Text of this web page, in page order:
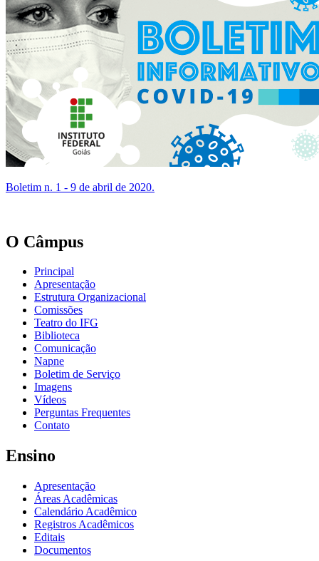
Boletim n. 1 - 9 de abril de 2020.
O Câmpus
Principal
Apresentação
Estrutura Organizacional
Comissões
Teatro do IFG
Biblioteca
Comunicação
Napne
Boletim de Serviço
Imagens
Vídeos
Perguntas Frequentes
Contato
Ensino
Apresentação
Áreas Acadêmicas
Calendário Acadêmico
Registros Acadêmicos
Editais
Documentos